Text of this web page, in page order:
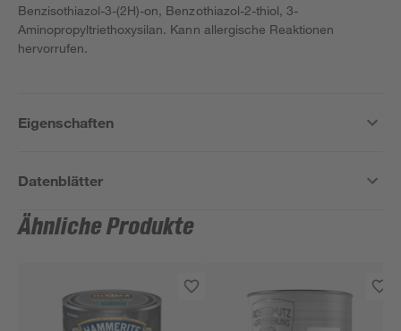
Benzisothiazol-3-(2H)-on, Benzothiazol-2-thiol, 3-
Aminopropyltriethoxysilan. Kann allergische Reaktionen
hervorrufen.
Eigenschaften
Datenblätter
Ähnliche Produkte